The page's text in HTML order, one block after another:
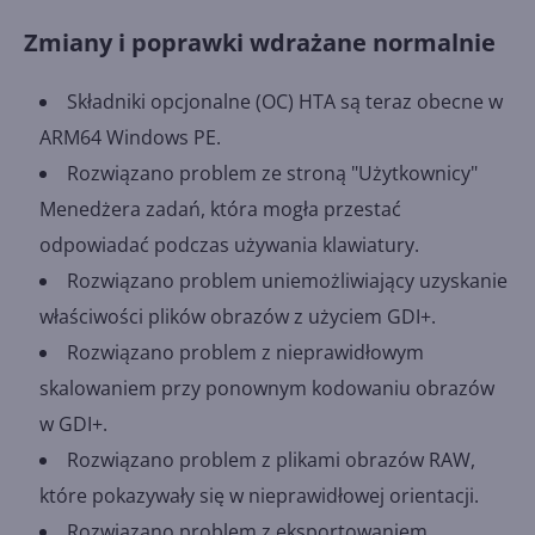
Zmiany i poprawki wdrażane normalnie
Składniki opcjonalne (OC) HTA są teraz obecne w
ARM64 Windows PE.
Rozwiązano problem ze stroną "Użytkownicy"
Menedżera zadań, która mogła przestać
odpowiadać podczas używania klawiatury.
Rozwiązano problem uniemożliwiający uzyskanie
właściwości plików obrazów z użyciem GDI+.
Rozwiązano problem z nieprawidłowym
skalowaniem przy ponownym kodowaniu obrazów
w GDI+.
Rozwiązano problem z plikami obrazów RAW,
które pokazywały się w nieprawidłowej orientacji.